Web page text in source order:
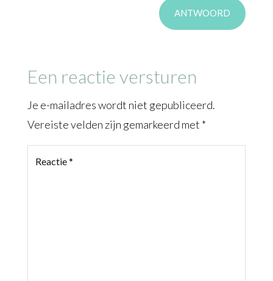
ANTWOORD
Een reactie versturen
Je e-mailadres wordt niet gepubliceerd.
Vereiste velden zijn gemarkeerd met *